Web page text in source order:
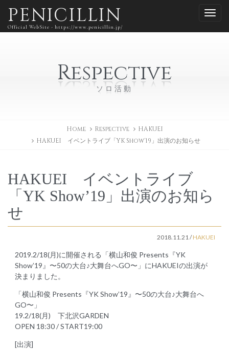
PENICILLIN
Official WebSite - https://www.penicillin.jp/
Respective
ソロ活動
Home Respective
HAKUEI
HAKUEI イベントライブ「YK Show'19」出演のお知らせ
HAKUEI イベントライブ
「YK Show’19」出演のお知ら
せ
2018.11.21/HAKUEI
2019.2/18(月)に開催される「横山和俊 Presents『YK
Show’19』〜50の大台♪大舞台へGO〜」にHAKUEIの出演が
決まりました。
「横山和俊 Presents『YK Show’19』〜50の大台♪大舞台へ
GO〜」
19.2/18(月) 下北沢GARDEN
OPEN 18:30 / START19:00
[出演]